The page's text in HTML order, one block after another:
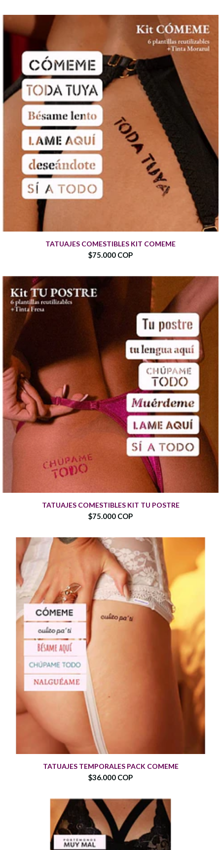
TATUAJES COMESTIBLES KIT COMEME
$75.000 COP
TATUAJES COMESTIBLES KIT TU POSTRE
$75.000 COP
TATUAJES TEMPORALES PACK COMEME
$36.000 COP